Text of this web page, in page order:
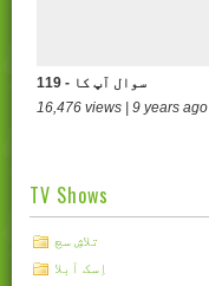
119 - سوال آپ کا
16,476 views | 9 years ago
TV Shows
تلاشِ سچ
اِسک آبلا